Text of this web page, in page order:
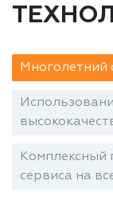
Многолетний
Комплексный
сервиса на